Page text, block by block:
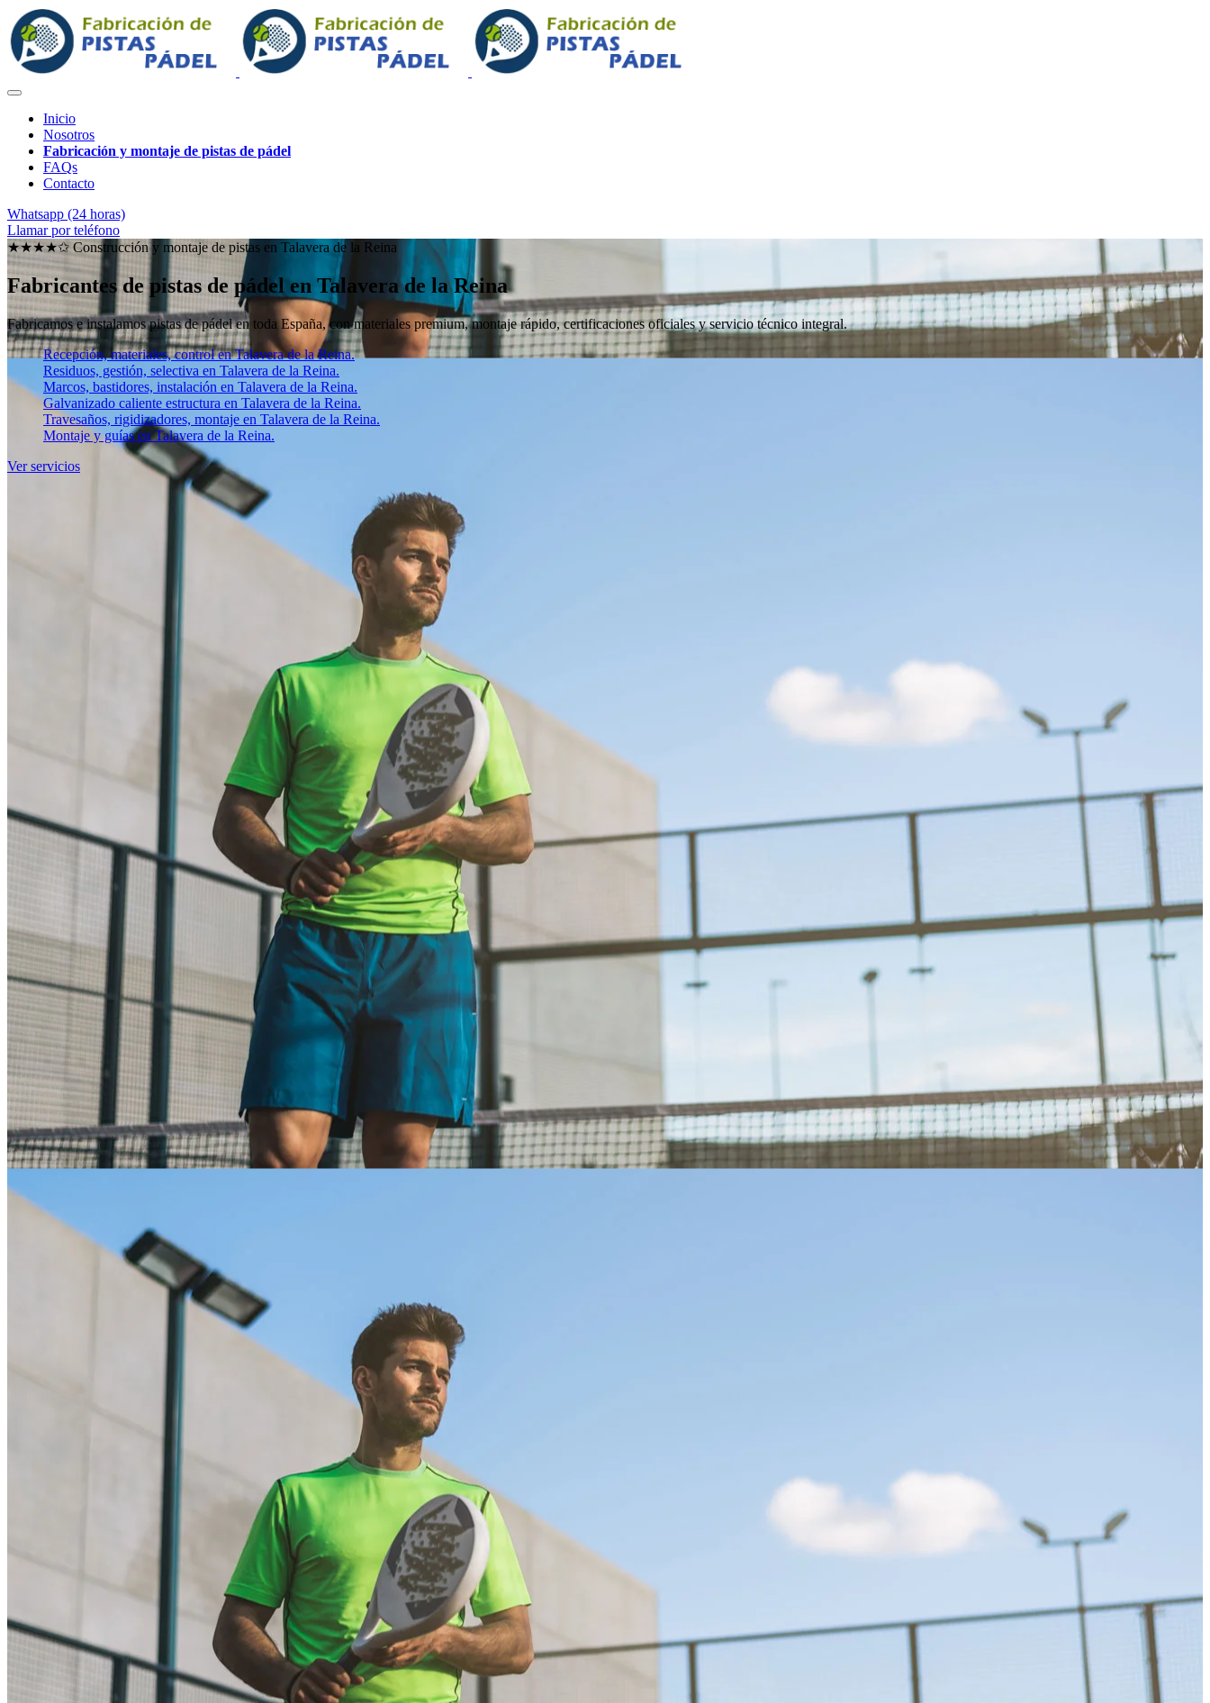
Inicio
Nosotros
Fabricación y montaje de pistas de pádel
FAQs
Contacto
Whatsapp (24 horas)
Llamar por teléfono
★★★★✩ Construcción y montaje de pistas en Talavera de la Reina
Fabricantes de pistas de pádel en Talavera de la Reina
Fabricamos e instalamos pistas de pádel en toda España, con materiales premium, montaje rápido, certificaciones oficiales y servicio técnico integral.
Recepción, materiales, control en Talavera de la Reina.
Residuos, gestión, selectiva en Talavera de la Reina.
Marcos, bastidores, instalación en Talavera de la Reina.
Galvanizado caliente estructura en Talavera de la Reina.
Travesaños, rigidizadores, montaje en Talavera de la Reina.
Montaje y guías en Talavera de la Reina.
Ver servicios